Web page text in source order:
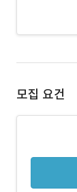
모집 요건